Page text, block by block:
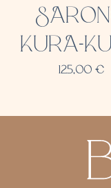
KURA-
125,00 €